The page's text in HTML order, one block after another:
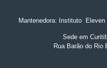
Mantenedora: Instituto. Eleven
Sede em
Rua Barão do Rio